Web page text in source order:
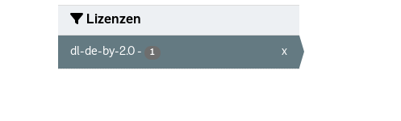
Lizenzen
dl-de-by-2.0 - 1 x